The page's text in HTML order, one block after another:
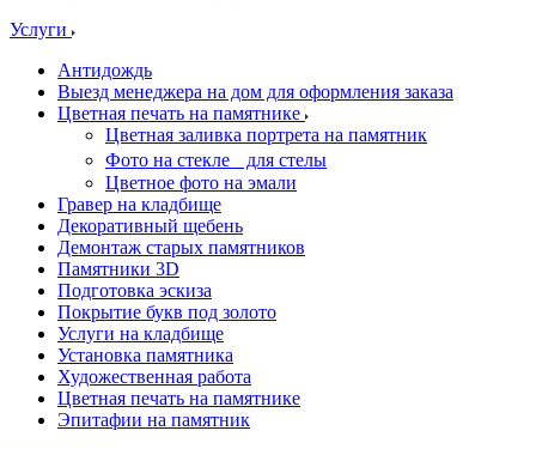
Услуги
Антидождь
Выезд менеджера на дом для оформления заказа
Цветная печать на памятнике
Цветная заливка портрета на памятник
Фото на стекле для стелы
Цветное фото на эмали
Гравер на кладбище
Декоративный щебень
Демонтаж старых памятников
Памятники 3D
Подготовка эскиза
Покрытие букв под золото
Услуги на кладбище
Установка памятника
Художественная работа
Цветная печать на памятнике
Эпитафии на памятник